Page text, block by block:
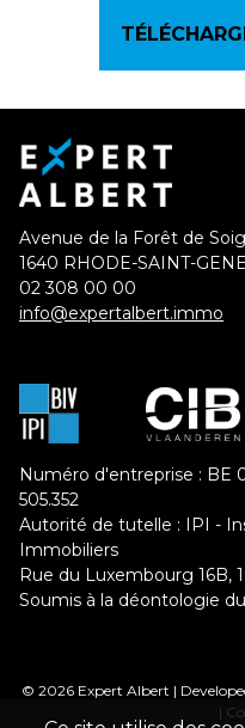
Avenue de la Forêt de
1640 RHODE-SAINT-
02 308 00 00
info@expertalbert.immo
Numéro d'entreprise : BE
505.352
Autorité de tutelle : IPI -
Immobiliers
Rue du Luxembourg 16B,
Soumis à la déontologie du
© 2026 Expert Albert |
|